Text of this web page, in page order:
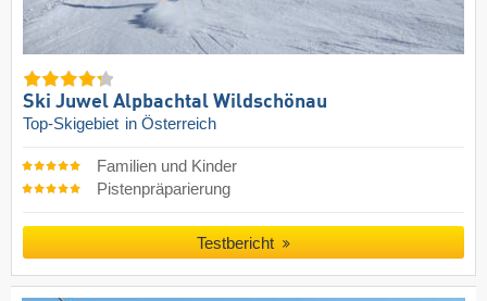
Ski Juwel Alpbachtal Wildschönau
Top-Skigebiet in Österreich
Familien und Kinder
Pistenpräparierung
Testbericht